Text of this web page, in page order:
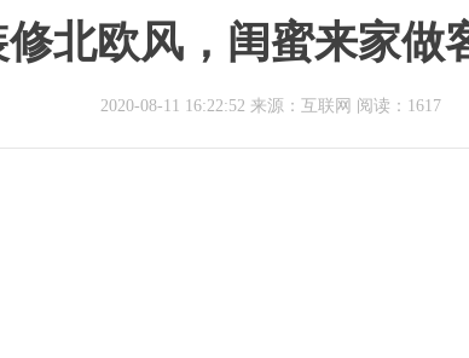
北欧风，闺蜜来家做
2020-08-11 16:22:52 来源：互联网 阅读：1617